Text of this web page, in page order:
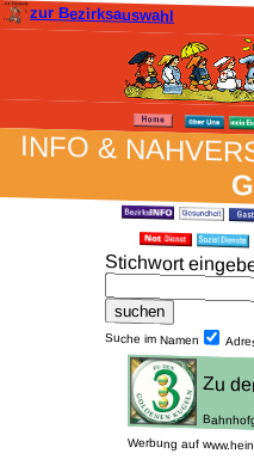
zur Bezirksauswahl
INFO &
Stich­wort
Suche im Namen
Werbung auf